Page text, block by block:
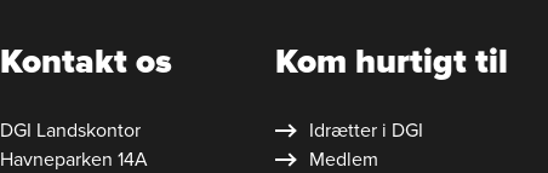
Kontakt os
DGI Landskontor
Havneparken 14A
Kom hurtigt til
Idrætter i DGI
Medlem